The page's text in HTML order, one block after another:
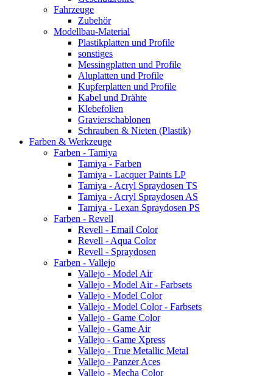
Fahrzeuge
Zubehör
Modellbau-Material
Plastikplatten und Profile
sonstiges
Messingplatten und Profile
Aluplatten und Profile
Kupferplatten und Profile
Kabel und Drähte
Klebefolien
Gravierschablonen
Schrauben & Nieten (Plastik)
Farben & Werkzeuge
Farben - Tamiya
Tamiya - Farben
Tamiya - Lacquer Paints LP
Tamiya - Acryl Spraydosen TS
Tamiya - Acryl Spraydosen AS
Tamiya - Lexan Spraydosen PS
Farben - Revell
Revell - Email Color
Revell - Aqua Color
Revell - Spraydosen
Farben - Vallejo
Vallejo - Model Air
Vallejo - Model Air - Farbsets
Vallejo - Model Color
Vallejo - Model Color - Farbsets
Vallejo - Game Color
Vallejo - Game Air
Vallejo - Game Xpress
Vallejo - True Metallic Metal
Vallejo - Panzer Aces
Vallejo - Mecha Color